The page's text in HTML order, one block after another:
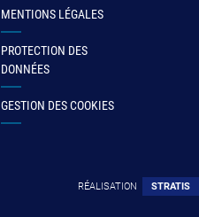
MENTIONS LÉGALES
PROTECTION DES
DONNÉES
GESTION DES COOKIES
RÉALISATION STRATIS